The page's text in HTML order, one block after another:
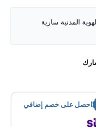
المدنية سارية
احصل على خصم إضافي